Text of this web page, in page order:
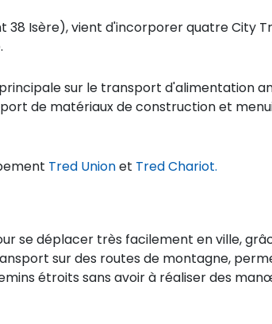
38 Isère), vient d'incorporer quatre City
sur le transport d'alimentation
de matériaux de construction et
Tred Unionet Tred Chariot.
se déplacer très facilement en ville,
sur des routes de montagne,
étroits sans avoir à réaliser des